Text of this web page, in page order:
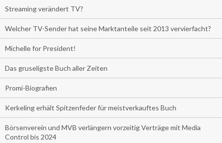
Streaming verändert TV?
Welcher TV-Sender hat seine Marktanteile seit 2013 vervierfacht?
Michelle for President!
Das gruseligste Buch aller Zeiten
Promi-Biografien
Kerkeling erhält Spitzenfeder für meistverkauftes Buch
Börsenverein und MVB verlängern vorzeitig Verträge mit Media
Control bis 2024